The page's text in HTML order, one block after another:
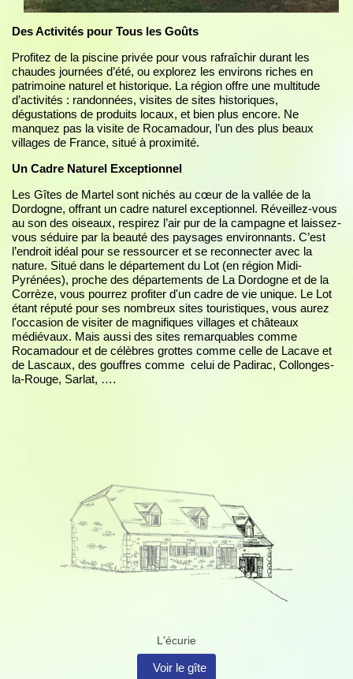
Des Activités pour Tous les Goûts
Profitez de la piscine privée pour vous rafraîchir durant les
chaudes journées d’été, ou explorez les environs riches en
patrimoine naturel et historique. La région offre une multitude
d’activités : randonnées, visites de sites historiques,
dégustations de produits locaux, et bien plus encore. Ne
manquez pas la visite de Rocamadour, l’un des plus beaux
villages de France, situé à proximité.
Un Cadre Naturel Exceptionnel
Les Gîtes de Martel sont nichés au cœur de la vallée de la
Dordogne, offrant un cadre naturel exceptionnel. Réveillez-vous
au son des oiseaux, respirez l’air pur de la campagne et laissez-
vous séduire par la beauté des paysages environnants. C’est
l’endroit idéal pour se ressourcer et se reconnecter avec la
nature. Situé dans le département du Lot (en région Midi-
Pyrénées), proche des départements de La Dordogne et de la
Corrèze, vous pourrez profiter d'un cadre de vie unique. Le Lot
étant réputé pour ses nombreux sites touristiques, vous aurez
l'occasion de visiter de magnifiques villages et châteaux
médiévaux. Mais aussi des sites remarquables comme
Rocamadour et de célèbres grottes comme celle de Lacave et
de Lascaux, des gouffres comme celui de Padirac, Collonges-
la-Rouge, Sarlat, ….
L'écurie
Voir le gîte